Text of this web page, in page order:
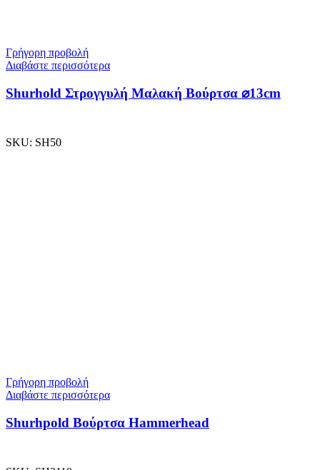
Γρήγορη προβολή
Διαβάστε περισσότερα
Shurhold Στρογγυλή Μαλακή Βούρτσα ⌀13cm
SKU: SH50
Γρήγορη προβολή
Διαβάστε περισσότερα
Shurhpold Βούρτσα Hammerhead